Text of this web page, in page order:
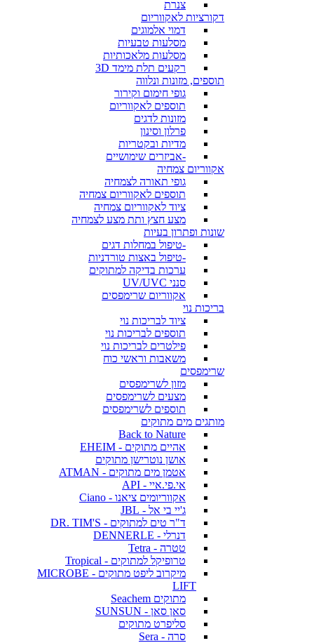
צנרת
דקורציות לאקווריום
דמוי אלמוגים
מסלעות טבעיות
מסלעות מלאכותיות
רקעים תלת מימד 3D
תוספים, מזונות ונלווה
גופי חימום וקירור
תוספים לאקווריום
מזונות לדגים
פרלון וסינון
מדיות ובקטריות
-אביזרים שימושיים
אקווריום צמחיה
גופי תאורה לצמחיה
תוספים לאקווריום צמחיה
ציוד לאקווריום צמחיה
מצע חצץ ותת מצע לצמחיה
שונות ופתרון בעיות
-טיפול במחלות דגים
-טיפול באצות טורדניות
ערכות בדיקה למתוקים
סנני UV/UVC
אקווריום שרימפסים
בריכות נוי
ציוד לבריכות נוי
תוספים לבריכות נוי
פילטרים לבריכות נוי
משאבות וראשי כוח
שרימפסים
מזון לשרימפסים
מצעים לשרימפסים
תוספים לשרימפסים
מותגים מים מתוקים
Back to Nature
אהיים מתוקים - EHEIM
אושן נוטרישן מתוקים
אטמן מים מתוקים - ATMAN
אי.פי.איי - API
אקווריומים ציאנו - Ciano
ג'יי בי אל - JBL
ד"ר טים למתוקים - DR. TIM'S
דנרלי - DENNERLE
טטרה - Tetra
טרופיקל למתוקים - Tropical
מיקרוב ליפט מתוקים - MICROBE
LIFT
מתוקים Seachem
סאן סאן - SUNSUN
סליפרט מתוקים
סרה - Sera